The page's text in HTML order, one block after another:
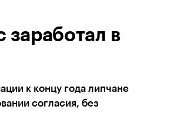
в
к концу года липчане
согласия, без